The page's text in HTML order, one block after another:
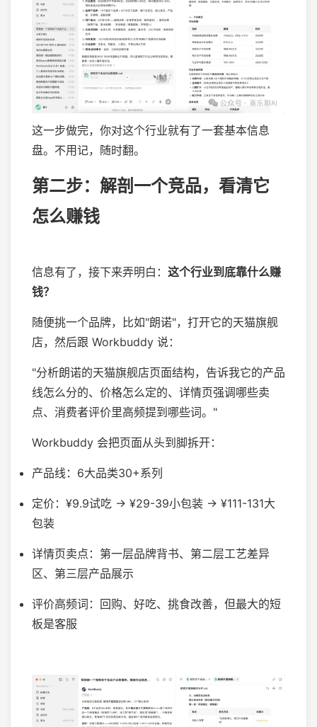
这一步做完，你对这个行业就有了一套基本信息
盘。不用记，随时翻。
第二步：解剖一个竞品，看清它
怎么赚钱
信息有了，接下来弄明白： 这个行业到底靠什么赚
钱？
随便挑一个品牌，比如"朗诺"，打开它的天猫旗舰
店，然后跟 Workbuddy 说：
"分析朗诺的天猫旗舰店页面结构，告诉我它的产品
线怎么分的、价格怎么定的、详情页强调哪些卖
点、消费者评价里高频提到哪些词。"
Workbuddy 会把页面从头到脚拆开：
产品线：6大品类30+系列
定价：¥9.9试吃 → ¥29-39小包装 → ¥111-131大
包装
详情页卖点：第一层品牌背书、第二层工艺差异
区、第三层产品展示
评价高频词：回购、好吃、挑食改善，但最大的短
板是客服